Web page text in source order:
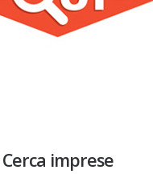
Cerca imprese